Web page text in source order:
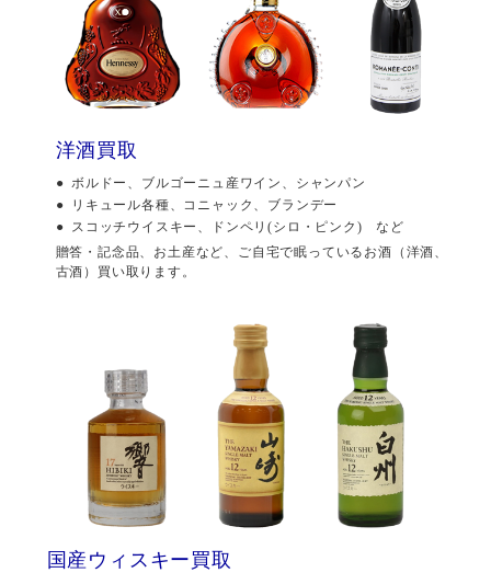
洋酒買取
ボルドー、ブルゴーニュ産ワイン、シャンパン
リキュール各種、コニャック、ブランデー
スコッチウイスキー、ドンペリ(シロ・ピンク) など
贈答・記念品、お土産など、ご自宅で眠っているお酒（洋酒、
古酒）買い取ります。
国産ウィスキー買取